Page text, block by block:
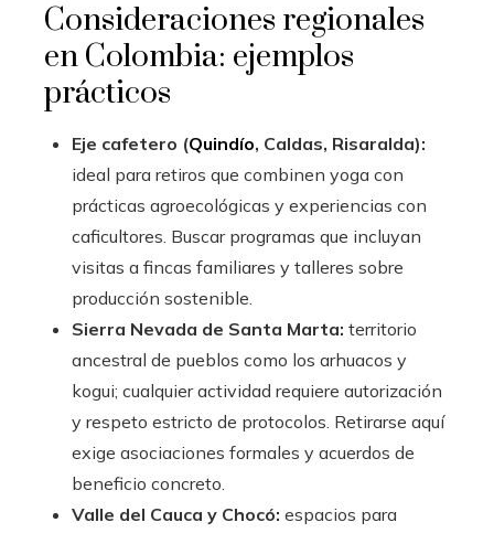
Consideraciones regionales
en Colombia: ejemplos
prácticos
Eje cafetero (Quindío, Caldas, Risaralda):
ideal para retiros que combinen yoga con
prácticas agroecológicas y experiencias con
caficultores. Buscar programas que incluyan
visitas a fincas familiares y talleres sobre
producción sostenible.
Sierra Nevada de Santa Marta: territorio
ancestral de pueblos como los arhuacos y
kogui; cualquier actividad requiere autorización
y respeto estricto de protocolos. Retirarse aquí
exige asociaciones formales y acuerdos de
beneficio concreto.
Valle del Cauca y Chocó: espacios para